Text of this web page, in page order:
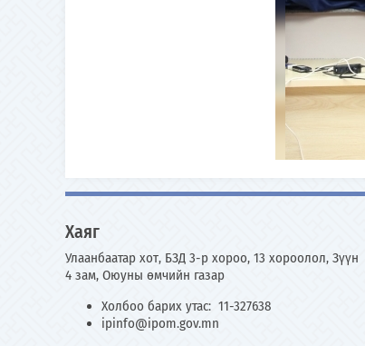
Хаяг
Улаанбаатар хот, БЗД 3-р хороо, 13 хороолол, Зүүн
4 зам, Оюуны өмчийн газар
Холбоо барих утас: 11-327638
ipinfo@ipom.gov.mn